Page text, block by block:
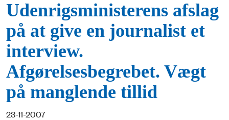
Udenrigsministerens afslag
på at give en journalist et
interview.
Afgørelsesbegrebet. Vægt
på manglende tillid
23-11-2007